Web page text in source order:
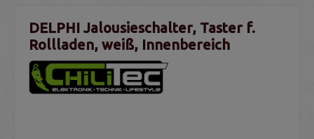
DELPHI Jalousieschalter, Taster f.
Rollladen, weiß, Innenbereich